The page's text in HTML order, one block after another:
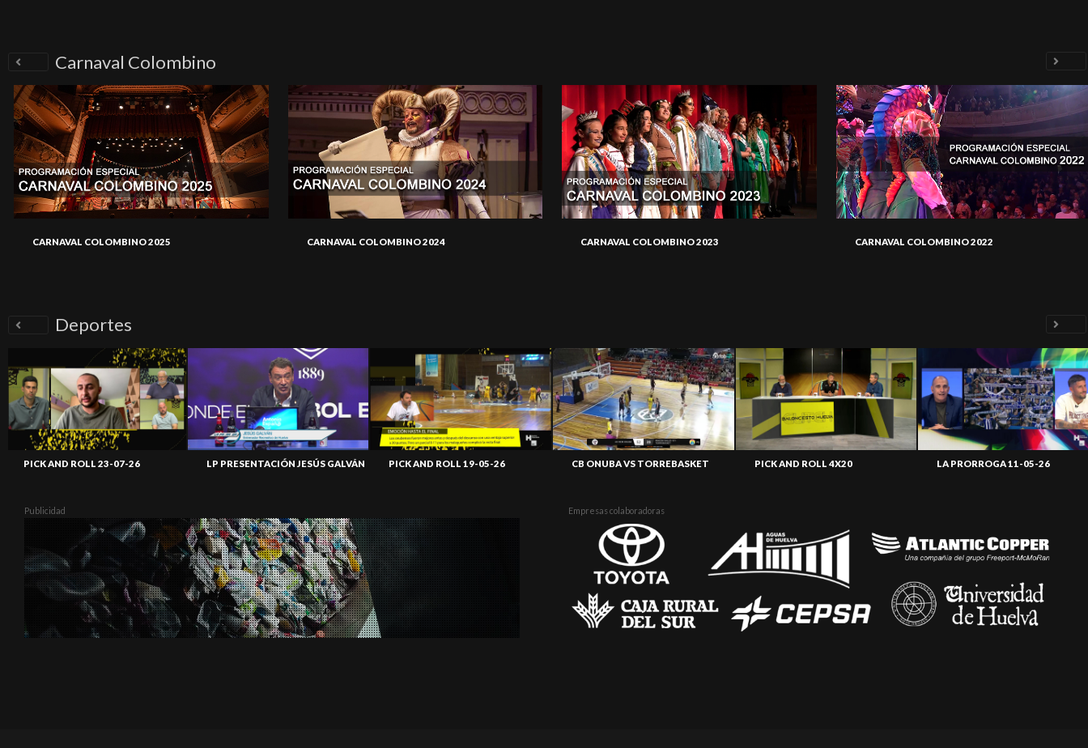
Carnaval Colombino
CARNAVAL COLOMBINO 2025 CARNAVAL COLOMBINO 2024 CARNAVAL COLOMBINO 2023 CARNAVAL COLOMBINO 2022
Deportes
PICK AND ROLL 23-07-26 LP PRESENTACIÓN JESÚS GALVÁN PICK AND ROLL 19-05-26 CB ONUBA VS TORREBASKET PICK AND ROLL 4X20 LA PRORROGA 11-05-26
Publicidad Empresas colaboradoras